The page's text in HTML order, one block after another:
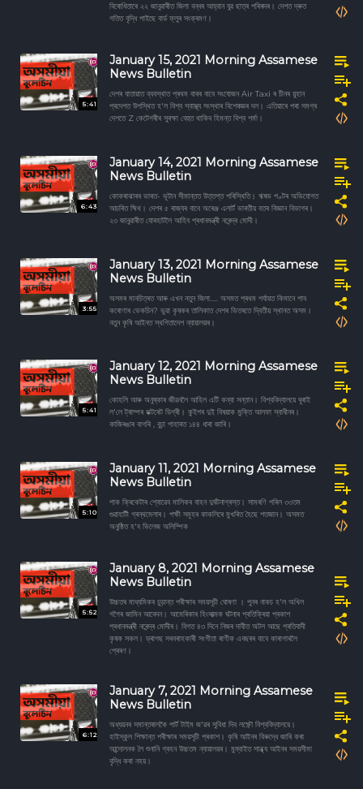
বিৰোধিতাৰে ২২ জানুৱাৰীত জিলা বন্ধৰ আহ্বান যুৱ ছাত্ৰ পৰিষদৰ। দেশত দ্ৰুত
গতিত বৃদ্ধি পাইছে বাৰ্ড ফ্লুৰ সংক্ৰমণ।
5:41
January 15, 2021 Morning Assamese
News Bulletin
দেশৰ যাতায়াত ব্যবস্থাত প্ৰথম বাৰৰ বাবে সংযোজন Air Taxi ৰ চীনৰ য়ুহান
প্ৰদেশত উপস্থিত হ'ল বিশ্ব স্বাস্থ্য সংস্থাৰ বিশেষজ্ঞৰ দল। এতিয়াৰে পৰা সমগ্ৰ
দেশতে Z কেটেগৰীৰ সুৰক্ষা বেহুত থাকিব হিমন্ত বিশ্ব শৰ্মা।
6:43
January 14, 2021 Morning Assamese
News Bulletin
কোকৰাঝাৰৰ ভাৰত- ভূটান সীমান্তত উত্তপ্ত পৰিস্থিতি। ঋষভ পণ্টৰ অভিযোগত
আচৰিত ষ্মিথ। দেশৰ ৫ ৰাজ্যৰ বাবে অৰেঞ্জ এলাৰ্ট ভাৰতীয় বতৰ বিজ্ঞান বিভাগৰ।
২৩ জানুৱাৰীত যোৰহাটলৈ আহিব প্ৰধানমন্ত্ৰী নৰেন্দ্ৰ মোদী।
3:55
January 13, 2021 Morning Assamese
News Bulletin
অসমৰ মানচিত্ৰত আৰু এখন নতুন জিলা..... অসমত প্ৰথম পৰ্যায়ত কিমানে পাব
কৰোণাৰ ভেকচিন? ভুৱা কৃষকৰ তালিকাত দেশৰ ভিতৰতে দ্বিতীয় স্থানত অসম।
নতুন কৃষি আইনত স্থগিতাদেশ ন্যায়ালয়ৰ।
5:41
January 12, 2021 Morning Assamese
News Bulletin
কোহলি আৰু অনুষ্কাৰ জীৱনলৈ আহিল এটি কন্যা সন্তান। বিশ্ববিদ্যালয়ে ঘূৰাই
ল'লে ট্ৰাম্পৰ ডক্টৰেট ডিগ্ৰী। কুইপৰ দুই বিষয়াক মুক্তি আলফা স্বাধীনৰ।
কাজিৰঙাৰ বাগৰি , বুঢ়া পাহাৰত ১৪৪ ধাৰা জাৰি।
5:10
January 11, 2021 Morning Assamese
News Bulletin
পাক ক্ৰিকেটাৰ শ্বোৱেব মালিকৰ বাহন দুৰ্ঘটনাগ্ৰস্ত। সামৰণি পৰিল ৩৩তম
গুৱাহাটী গ্ৰন্থমেলাৰ। পক্ষী সমূহৰ কাকলিৰে মুখৰিত হৈছে শতজান। অসমত
অনুষ্ঠিত হ'ব ভিলেজ অলিম্পিক
5:52
January 8, 2021 Morning Assamese
News Bulletin
উচ্চতৰ মাধ্যমিকৰ চুড়ান্ত পৰীক্ষাৰ সময়সূচী ঘোষণা । পুনৰ নাকচ হ'ল অখিল
গগৈৰ জামিন আবেদন। আমেৰিকাৰ হিংসাত্মক ঘটনাৰ প্ৰতিক্ৰিয়া প্ৰকাশ
প্ৰধানমন্ত্ৰী নৰেন্দ্ৰ মোদীৰ। বিগত ৪৩ দিনে নিজৰ দাবীত অটল আছে প্ৰতিবাদী
কৃষক সকল। ড্ৰাগছ সৰবৰাহকাৰী সংগীতা ৰাণীক এবছৰৰ বাবে কাৰাগাৰলৈ
প্ৰেৰণ।
6:12
January 7, 2021 Morning Assamese
News Bulletin
অধ্যয়নৰ সমান্তৰালকৈ পাৰ্ট টাইম জ'ৱৰ সুবিধা দিব লক্ষ্ণৌ বিশ্ববিদ্যালয়ে।
হাইস্কুল শিক্ষান্ত পৰীক্ষাৰ সময়সূচী প্ৰকাশ। কৃষি আইনৰ বিৰুদ্ধে জাৰি কৰা
আন্দোলনক লৈ শুনানি গ্ৰহন উচ্চতম ন্যায়ালয়ৰ। মুম্বাইত সান্ধ্য আইনৰ সময়সীমা
বৃদ্ধি কৰা নহয়।